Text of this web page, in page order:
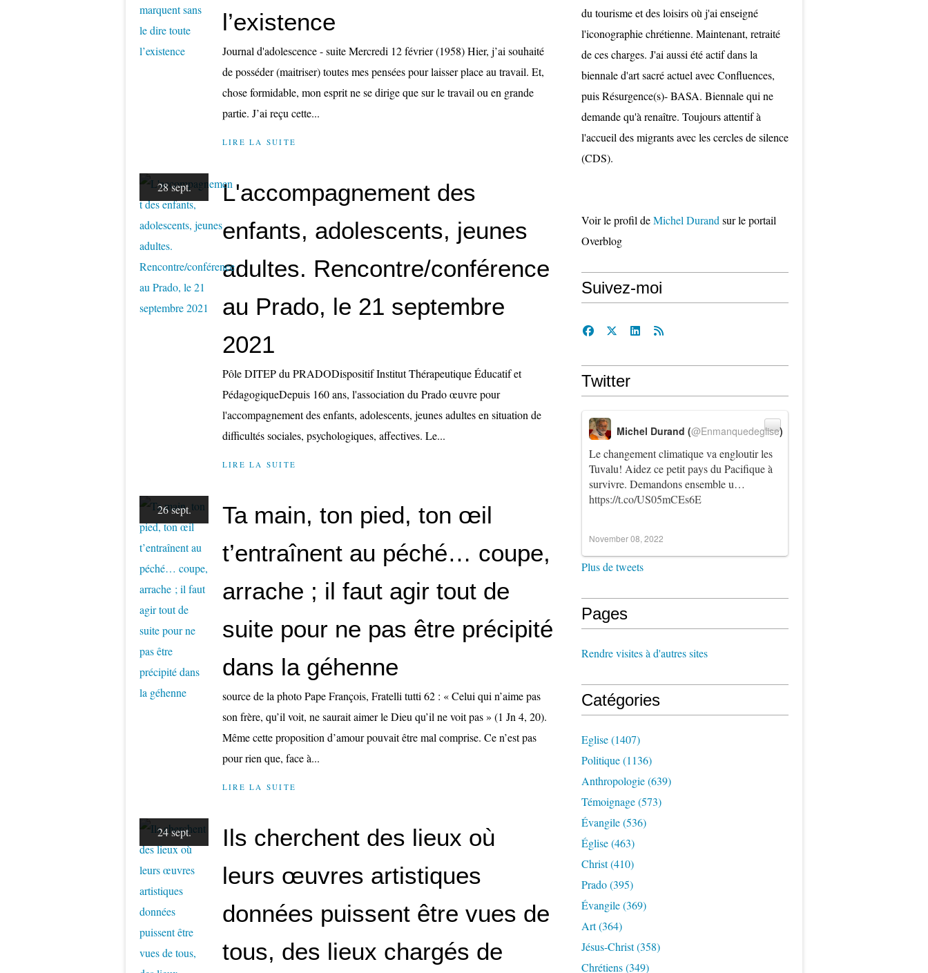
l’existence
Journal d'adolescence - suite Mercredi 12 février (1958) Hier, j’ai souhaité
de posséder (maitriser) toutes mes pensées pour laisser place au travail. Et,
chose formidable, mon esprit ne se dirige que sur le travail ou en grande
partie. J’ai reçu cette...
LIRE LA SUITE
28 sept.
L'accompagnement des
enfants, adolescents, jeunes
adultes. Rencontre/conférence
au Prado, le 21 septembre
2021
Pôle DITEP du PRADODispositif Institut Thérapeutique Éducatif et
PédagogiqueDepuis 160 ans, l'association du Prado œuvre pour
l'accompagnement des enfants, adolescents, jeunes adultes en situation de
difficultés sociales, psychologiques, affectives. Le...
LIRE LA SUITE
26 sept.
Ta main, ton pied, ton œil
t’entraînent au péché… coupe,
arrache ; il faut agir tout de
suite pour ne pas être précipité
dans la géhenne
source de la photo Pape François, Fratelli tutti 62 : « Celui qui n’aime pas
son frère, qu’il voit, ne saurait aimer le Dieu qu’il ne voit pas » (1 Jn 4, 20).
Même cette proposition d’amour pouvait être mal comprise. Ce n’est pas
pour rien que, face à...
LIRE LA SUITE
24 sept.
Ils cherchent des lieux où
leurs œuvres artistiques
données puissent être vues de
tous, des lieux chargés de
du tourisme et des loisirs où j'ai enseigné
l'iconographie chrétienne. Maintenant, retraité
de ces charges. J'ai aussi été actif dans la
biennale d'art sacré actuel avec Confluences,
puis Résurgence(s)- BASA. Biennale qui ne
demande qu'à renaître. Toujours attentif à
l'accueil des migrants avec les cercles de silence
(CDS).
Voir le profil deMichel Durand sur le portail
Overblog
Suivez-moi
Twitter
Le changement climatique va engloutir les
Tuvalu! Aidez ce petit pays du Pacifique à
survivre. Demandons ensemble u…
https://t.co/US05mCEs6E
Michel Durand (@Enmanquedeglise)
November 08, 2022
Plus de tweets
Pages
Rendre visites à d'autres sites
Catégories
Eglise(1407)
Politique(1136)
Anthropologie(639)
Témoignage(573)
Évangile(536)
Église(463)
Christ(410)
Prado(395)
Évangile(369)
Art(364)
Jésus-Christ(358)
Chrétiens(349)